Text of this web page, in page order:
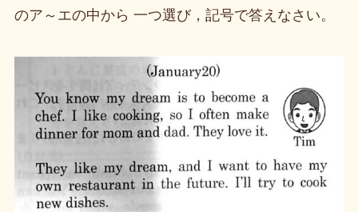
のア～エの中から 一つ選び，記号で答えなさい。